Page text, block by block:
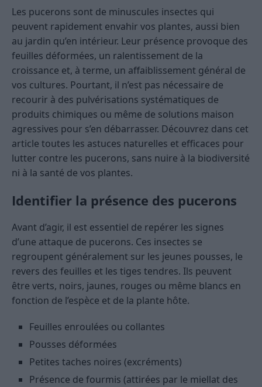
Les pucerons sont de minuscules insectes qui
peuvent rapidement envahir vos plantes, aussi bien
au jardin qu’en intérieur. Leur présence provoque des
feuilles déformées, un ralentissement de la
croissance et, à terme, un affaiblissement général de
vos cultures. Pourtant, il n’est pas nécessaire de
recourir à des pulvérisations systématiques de
produits chimiques ou même de solutions maison
agressives pour s’en débarrasser. Découvrez dans cet
article toutes les astuces naturelles et efficaces pour
lutter contre les pucerons, sans nuire à la biodiversité
ni à la santé de vos plantes.
Identifier la présence des pucerons
Avant d’agir, il est essentiel de repérer les signes
d’une attaque de pucerons. Ces insectes se
regroupent généralement sur les jeunes pousses, le
revers des feuilles et les tiges tendres. Ils peuvent
être verts, noirs, jaunes, rouges ou même blancs en
fonction de l’espèce et de la plante hôte.
Feuilles enroulées ou collantes
Pousses déformées
Petites taches noires (excréments)
Présence de fourmis (attirées par le miellat des